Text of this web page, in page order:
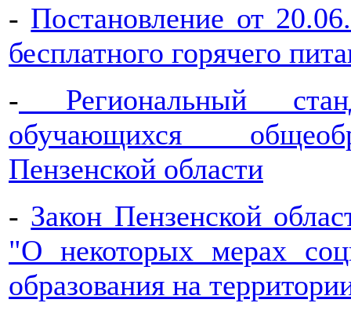
- Постановление от
бесплатного горячего
- Региональный
обучающихся
Пензенской области
- Закон Пензенской
"О некоторых мерах
образования на